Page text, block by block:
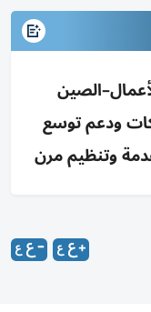
ودعم توسع
وتنظيم مرن